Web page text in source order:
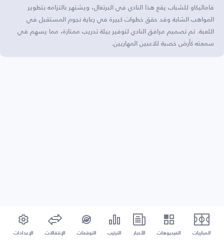
فاماليكاو للشباب يقع هذا النادي في البرتغال، ويشتهر بالتزامه بتطوير
المواهب الشابة وقد حقق خطوات كبيرة في رعاية نجوم المستقبل في
اللعبة. تم تصميم مرافق النادي لتوفير بيئة تدريب ممتازة، مما يسهم في
سمعته كأرض خصبة للاعبين المهاريين.
المباريات الفيديوهات الأخبار الترتيب التوقعات الإنتقالات الإعدادات